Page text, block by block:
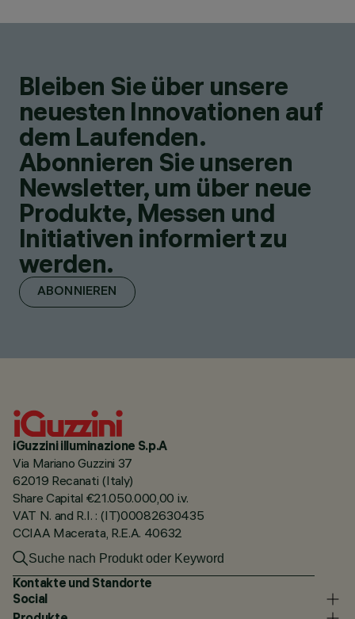
Bleiben Sie über unsere
neuesten Innovationen auf
dem Laufenden.
Abonnieren Sie unseren
Newsletter, um über neue
Produkte, Messen und
Initiativen informiert zu
werden.
ABONNIEREN
iGuzzini illuminazione S.p.A
Via Mariano Guzzini 37
62019 Recanati (Italy)
Share Capital €21.050.000,00 i.v.
VAT N. and R.I. : (IT)00082630435
CCIAA Macerata, R.E.A. 40632
Kontakte und Standorte
Social